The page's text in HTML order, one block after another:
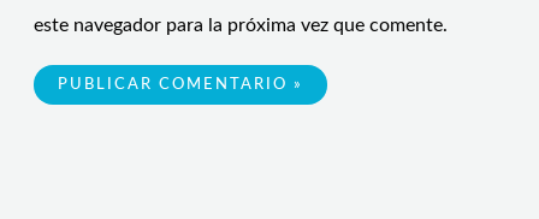
este navegador para la próxima vez que comente.